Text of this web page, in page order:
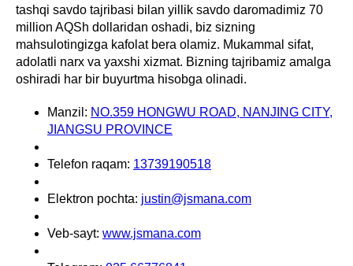
tashqi savdo tajribasi bilan yillik savdo daromadimiz 70
million AQSh dollaridan oshadi, biz sizning
mahsulotingizga kafolat bera olamiz. Mukammal sifat,
adolatli narx va yaxshi xizmat. Bizning tajribamiz amalga
oshiradi har bir buyurtma hisobga olinadi.
Manzil: NO.359 HONGWU ROAD, NANJING CITY,
JIANGSU PROVINCE
Telefon raqam: 13739190518
Elektron pochta: justin@jsmana.com
Veb-sayt: www.jsmana.com